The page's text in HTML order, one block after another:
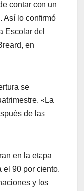
contar con un
Así lo confirmó
Escolar del
en
se
«La
de las
en la etapa
el 90 por ciento.
y los